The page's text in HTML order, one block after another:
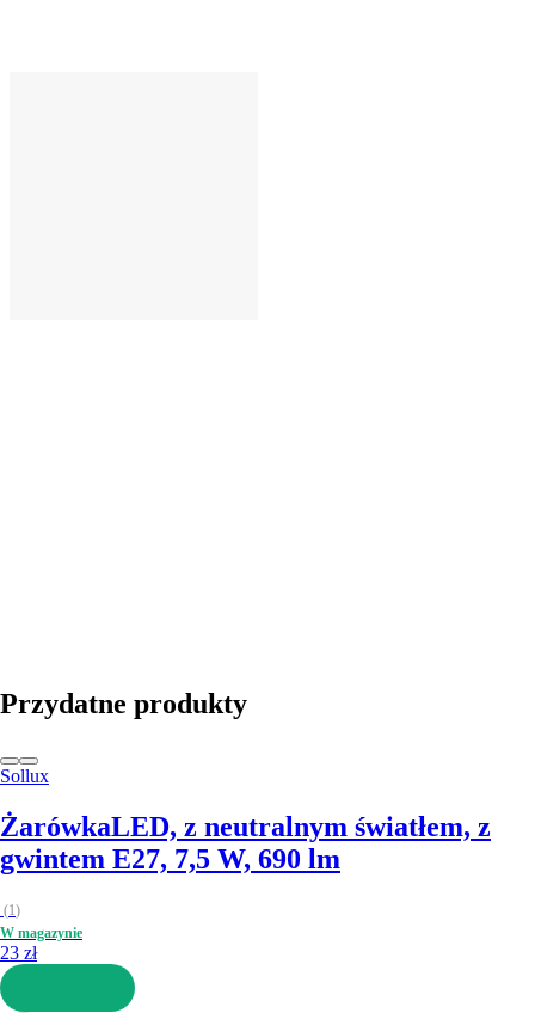
Przydatne produkty
Sollux
ŻarówkaLED, z neutralnym światłem, z
gwintem E27, 7,5 W, 690 lm
(1)
W magazynie
23 zł